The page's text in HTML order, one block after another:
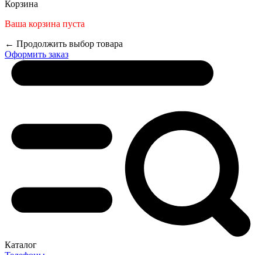
Корзина
Ваша корзина пуста
← Продолжить выбор товара
Оформить заказ
Каталог